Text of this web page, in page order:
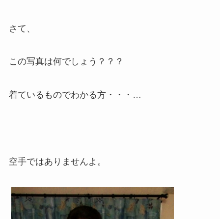
さて、
この写真は何でしょう？？？
着ているものでわかる方・・・…
空手ではありませんよ。